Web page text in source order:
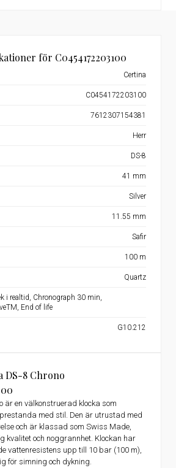
DS-8 Chrono
är en välkonstruerad klocka som
med stil. Den är utrustad med
och är klassad som Swiss Made,
kvalitet och noggrannhet. Klockan har
vattenresistens upp till 10 bar (100 m),
för simning och dykning.
för C0454172203100
Certina
C0454172203100
7612307154381
Herr
DS-8
41 mm
Silver
11.55 mm
Safir
100 m
Quartz
i realtid, Chronograph 30 min,
End of life
G10.212